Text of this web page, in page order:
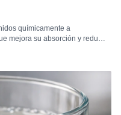
químicamente a
mejora su absorción y reduce
a funciones corporales
inmunitaria, la salud
quelados de alta
digestiva, mayores
Combinados con